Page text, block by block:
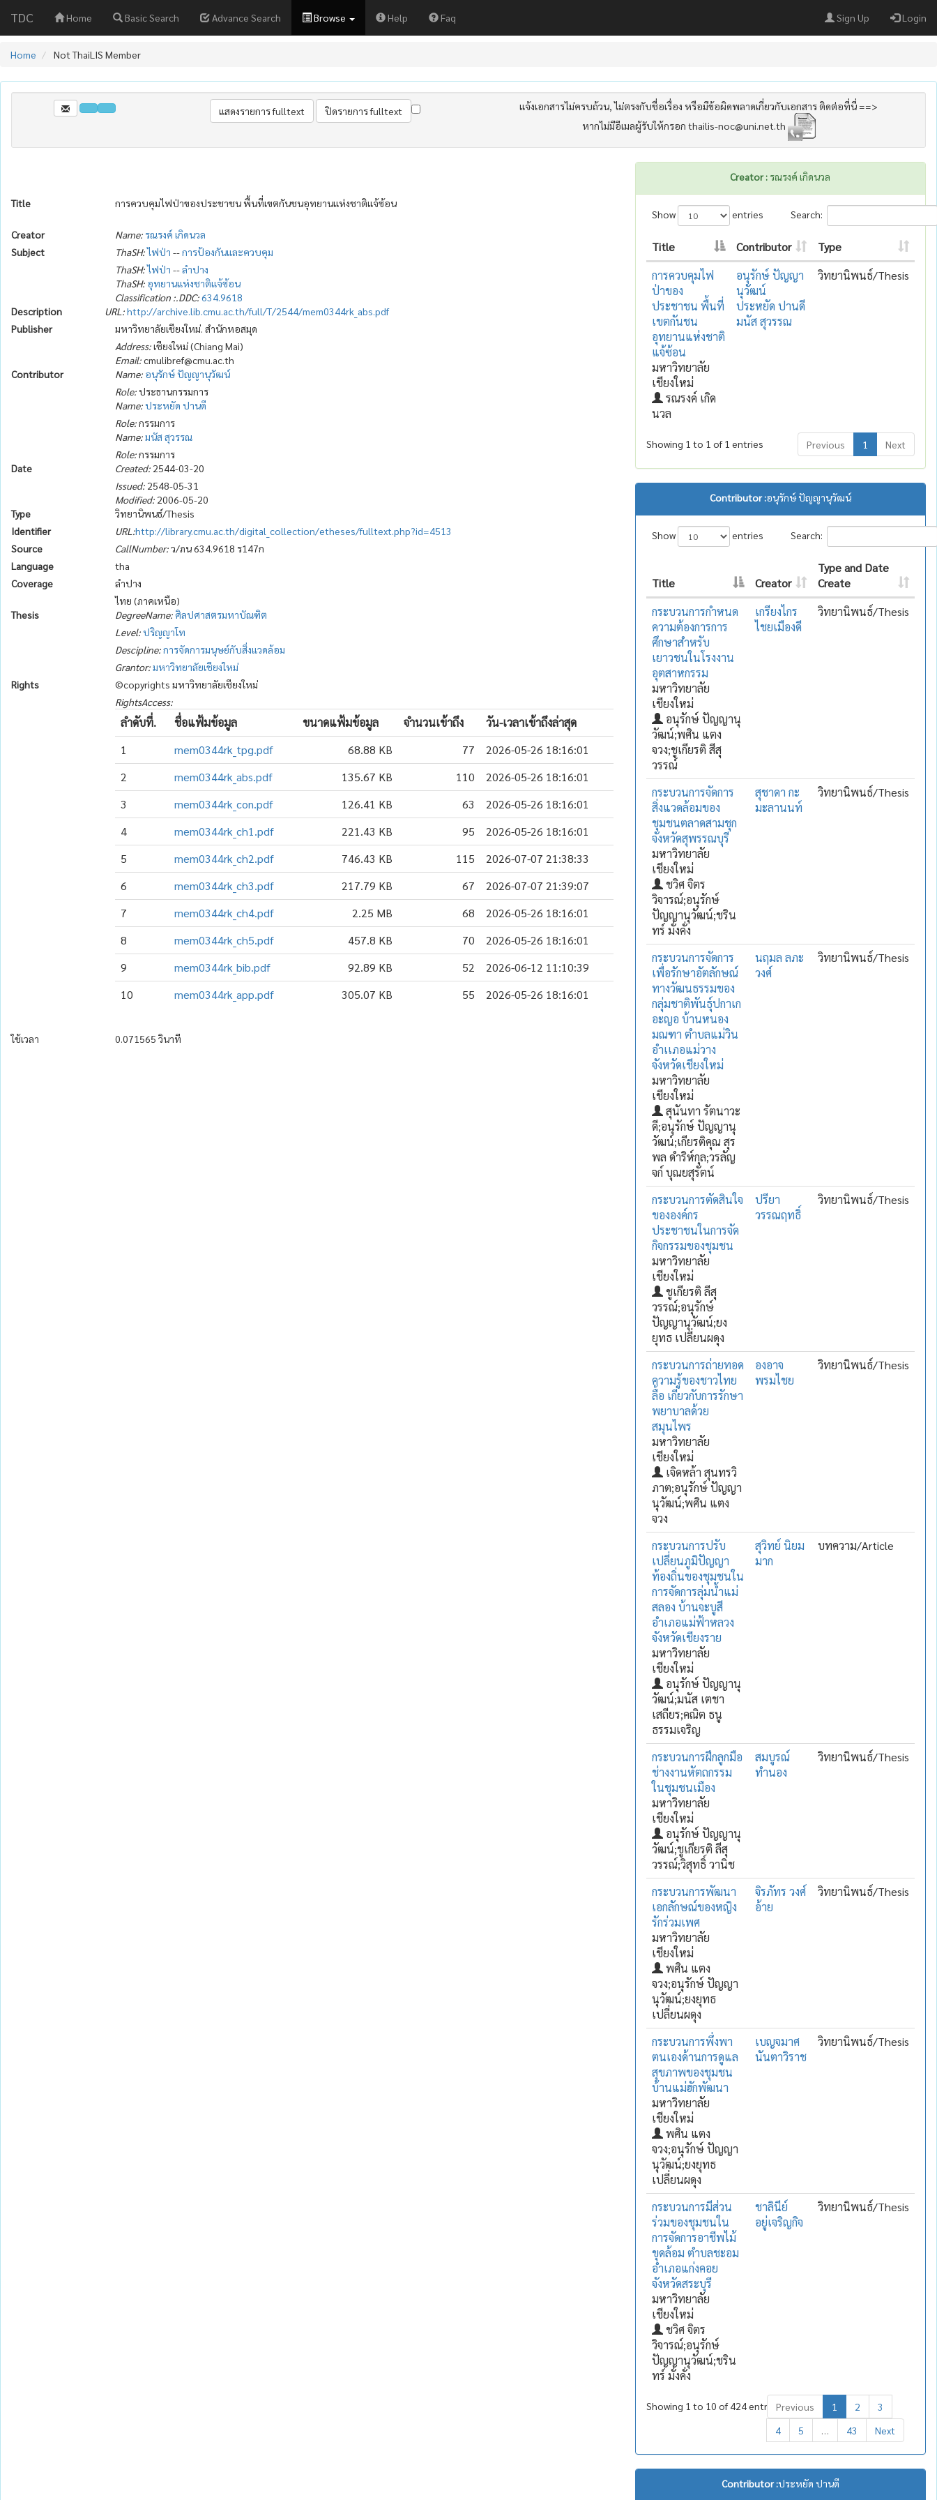
TDC Home Basic Search Advance Search Browse Help Faq Sign Up Login
Home Not ThaiLIS Member
แจ้งเอกสารไม่ครบถ้วน, ไม่ตรงกับชื่อเรื่อง หรือมีข้อผิดพลาดเกี่ยวกับเอกสาร ติดต่อที่นี่ ==>
หากไม่มีอีเมลผู้รับให้กรอก thailis-noc@uni.net.th
Title การควบคุมไฟป่าของประชาชน พื้นที่เขตกันชนอุทยานแห่งชาติแจ้ซ้อน
Creator Name: รณรงค์ เกิดนวล
Subject
ThaSH:ไฟป่า --การป้องกันและควบคุม
ThaSH:ไฟป่า --ลำปาง
ThaSH: อุทยานแห่งชาติแจ้ซ้อน
Classification :.DDC:634.9618
Description
URL:http://archive.lib.cmu.ac.th/full/T/2544/mem0344rk_abs.pdf
Publisher
มหาวิทยาลัยเชียงใหม่. สำนักหอสมุด
Address:เชียงใหม่ (Chiang Mai)
Email:cmulibref@cmu.ac.th
Contributor
Name: อนุรักษ์ ปัญญานุวัฒน์
Role:ประธานกรรมการ
Name:ประหยัด ปานดี
Role:กรรมการ
Name:มนัส สุวรรณ
Role:กรรมการ
Date
Created: 2544-03-20
Issued: 2548-05-31
Modified: 2006-05-20
Type
วิทยานิพนธ์/Thesis
Identifier
URL:http://library.cmu.ac.th/digital_collection/etheses/fulltext.php?id=4513
Source
CallNumber:ว/ภน 634.9618 ร147ก
Language
tha
Coverage
ลำปาง
ไทย (ภาคเหนือ)
Thesis
DegreeName: ศิลปศาสตรมหาบัณฑิต
Level:ปริญญาโท
Descipline:การจัดการมนุษย์กับสิ่งแวดล้อม
Grantor:มหาวิทยาลัยเชียงใหม่
Rights
©copyrights มหาวิทยาลัยเชียงใหม่
RightsAccess:
ลำดับที่. ชื่อแฟ้มข้อมูล ขนาดแฟ้มข้อมูล จำนวนเข้าถึง
วัน-เวลาเข้าถึงล่าสุด
1
mem0344rk_tpg.pdf 68.88 KB 77
2026-05-26 18:16:01
2
mem0344rk_abs.pdf 135.67 KB 110
2026-05-26 18:16:01
3
mem0344rk_con.pdf 126.41 KB 63
2026-05-26 18:16:01
4
mem0344rk_ch1.pdf 221.43 KB 95
2026-05-26 18:16:01
5
mem0344rk_ch2.pdf 746.43 KB 115
2026-07-07 21:38:33
6
mem0344rk_ch3.pdf 217.79 KB 67
2026-07-07 21:39:07
7
mem0344rk_ch4.pdf 2.25 MB 68
2026-05-26 18:16:01
8
mem0344rk_ch5.pdf 457.8 KB 70
2026-05-26 18:16:01
9
mem0344rk_bib.pdf 92.89 KB 52
2026-06-12 11:10:39
10
mem0344rk_app.pdf 305.07 KB 55 2026-05-26 18:16:01
ใช้เวลา 0.071565 วินาที
Creator : รณรงค์ เกิดนวล
Show entries Search:
Title Contributor
Type
การควบคุมไฟ
ป่าของ
ประชาชน พื้นที่
เขตกันชน
อุทยานแห่งชาติ
แจ้ซ้อน
มหาวิทยาลัย
เชียงใหม่
รณรงค์ เกิด
นวล
อนุรักษ์ ปัญญา
นุวัฒน์
ประหยัด ปานดี
มนัส สุวรรณ
วิทยานิพนธ์/Thesis
Showing 1 to 1 of 1 entries Previous 1 Next
Contributor :อนุรักษ์ ปัญญานุวัฒน์
Show entries Search:
Title Creator
Type and Date
Create
กระบวนการกำหนด
ความต้องการการ
ศึกษาสำหรับ
เยาวชนในโรงงาน
อุตสาหกรรม
มหาวิทยาลัย
เชียงใหม่
อนุรักษ์ ปัญญานุ
วัฒน์;พศิน แตง
จวง;ชูเกียรติ สีสุ
วรรณ์
เกรียงไกร
ไชยเมืองดี
วิทยานิพนธ์/Thesis
กระบวนการจัดการ
สิ่งแวดล้อมของ
ชุมชนตลาดสามชุก
จังหวัดสุพรรณบุรี
มหาวิทยาลัย
เชียงใหม่
ชวิศ จิตร
วิจารณ์;อนุรักษ์
ปัญญานุวัฒน์;ชริน
ทร์ มั่งคั่ง
สุชาดา กะ
มะลานนท์
วิทยานิพนธ์/Thesis
กระบวนการจัดการ
เพื่อรักษาอัตลักษณ์
ทางวัฒนธรรมของ
กลุ่มชาติพันธุ์ปกาเก
อะญอ บ้านหนอง
มณฑา ตำบลแม่วิน
อำเเภอแม่วาง
จังหวัดเชียงใหม่
มหาวิทยาลัย
เชียงใหม่
สุนันทา รัตนาวะ
ดี;อนุรักษ์ ปัญญานุ
วัฒน์;เกียรติคุณ สุร
พล ดำริห์กุล;วรลัญ
จก์ บุณยสุรัตน์
นฤมล ลภะ
วงศ์
วิทยานิพนธ์/Thesis
กระบวนการตัดสินใจ
ขององค์กร
ประชาชนในการจัด
กิจกรรมของชุมชน
มหาวิทยาลัย
เชียงใหม่
ชูเกียรติ ลีสุ
วรรณ์;อนุรักษ์
ปัญญานุวัฒน์;ยง
ยุทธ เปลี่ยนผดุง
ปรียา
วรรณฤทธิ์
วิทยานิพนธ์/Thesis
กระบวนการถ่ายทอด
ความรู้ของชาวไทย
ลื้อ เกี่ยวกับการรักษา
พยาบาลด้วย
สมุนไพร
มหาวิทยาลัย
เชียงใหม่
เจิดหล้า สุนทรวิ
ภาต;อนุรักษ์ ปัญญา
นุวัฒน์;พศิน แตง
จวง
องอาจ
พรมไชย
วิทยานิพนธ์/Thesis
กระบวนการปรับ
เปลี่ยนภูมิปัญญา
ท้องถิ่นของชุมชนใน
การจัดการลุ่มน้ำแม่
สลอง บ้านจะบูสี
อำเภอแม่ฟ้าหลวง
จังหวัดเชียงราย
มหาวิทยาลัย
เชียงใหม่
อนุรักษ์ ปัญญานุ
วัฒน์;มนัส เตชา
เสถียร;คณิต ธนู
ธรรมเจริญ
สุวิทย์ นิยม
มาก
บทความ/Article
กระบวนการฝึกลูกมือ
ช่างงานหัตถกรรม
ในชุมชนเมือง
มหาวิทยาลัย
เชียงใหม่
อนุรักษ์ ปัญญานุ
วัฒน์;ชูเกียรติ ลีสุ
วรรณ์;วิสุทธิ์ วานิช
สมบูรณ์
ทำนอง
วิทยานิพนธ์/Thesis
กระบวนการพัฒนา
เอกลักษณ์ของหญิง
รักร่วมเพศ
มหาวิทยาลัย
เชียงใหม่
พศิน แตง
จวง;อนุรักษ์ ปัญญา
นุวัฒน์;ยงยุทธ
เปลี่ยนผดุง
จิรภัทร วงศ์
อ้าย
วิทยานิพนธ์/Thesis
กระบวนการพึ่งพา
ตนเองด้านการดูแล
สุขภาพของชุมชน
บ้านแม่ฮักพัฒนา
มหาวิทยาลัย
เชียงใหม่
พศิน แตง
จวง;อนุรักษ์ ปัญญา
นุวัฒน์;ยงยุทธ
เปลี่ยนผดุง
เบญจมาศ
นันตาวิราช
วิทยานิพนธ์/Thesis
กระบวนการมีส่วน
ร่วมของชุมชนใน
การจัดการอาชีพไม้
ขุดล้อม ตำบลชะอม
อำเภอแก่งคอย
จังหวัดสระบุรี
มหาวิทยาลัย
เชียงใหม่
ชวิศ จิตร
วิจารณ์;อนุรักษ์
ปัญญานุวัฒน์;ชริน
ทร์ มั่งคั่ง
ชาลินีย์
อยู่เจริญกิจ
วิทยานิพนธ์/Thesis
Showing 1 to 10 of 424 entriesPrevious 1 2
3
4
5 … 43 Next
Contributor :ประหยัด ปานดี